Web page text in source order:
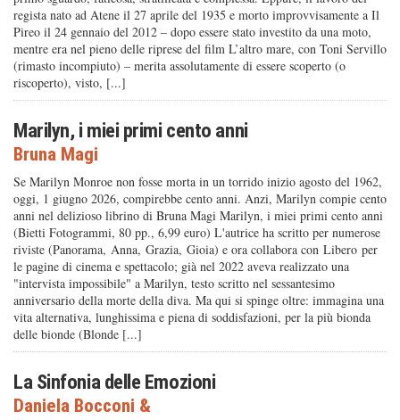
regista nato ad Atene il 27 aprile del 1935 e morto improvvisamente a Il
Pireo il 24 gennaio del 2012 – dopo essere stato investito da una moto,
mentre era nel pieno delle riprese del film L’altro mare, con Toni Servillo
(rimasto incompiuto) – merita assolutamente di essere scoperto (o
riscoperto), visto, [...]
Marilyn, i miei primi cento anni
Bruna Magi
Se Marilyn Monroe non fosse morta in un torrido inizio agosto del 1962,
oggi, 1 giugno 2026, compirebbe cento anni. Anzi, Marilyn compie cento
anni nel delizioso librino di Bruna Magi Marilyn, i miei primi cento anni
(Bietti Fotogrammi, 80 pp., 6,99 euro) L'autrice ha scritto per numerose
riviste (Panorama, Anna, Grazia, Gioia) e ora collabora con Libero per
le pagine di cinema e spettacolo; già nel 2022 aveva realizzato una
"intervista impossibile" a Marilyn, testo scritto nel sessantesimo
anniversario della morte della diva. Ma qui si spinge oltre: immagina una
vita alternativa, lunghissima e piena di soddisfazioni, per la più bionda
delle bionde (Blonde [...]
La Sinfonia delle Emozioni
Daniela Bocconi &